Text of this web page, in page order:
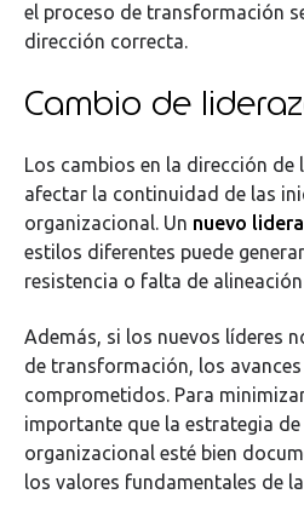
el proceso de transformación
dirección correcta.
Cambio de
Los cambios en la dirección de
afectar la continuidad de las
organizacional. Un nuevo
estilos diferentes puede
resistencia o falta de
Además, si los nuevos líderes
de transformación, los
comprometidos. Para
importante que la estrategia
organizacional esté bien
los valores fundamentales de